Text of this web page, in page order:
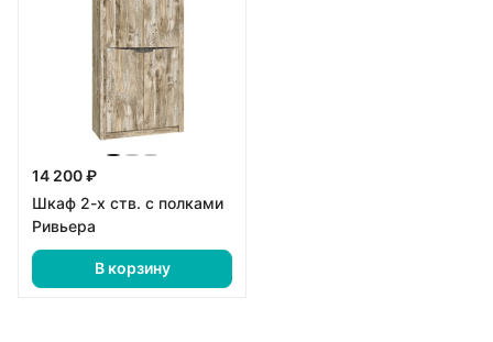
14 200 ₽
Шкаф 2-х ств. с полками
Ривьера
В корзину